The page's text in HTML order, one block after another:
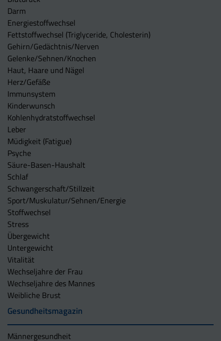
Darm
Energiestoffwechsel
Fettstoffwechsel (Triglyceride, Cholesterin)
Gehirn/Gedächtnis/Nerven
Gelenke/Sehnen/Knochen
Haut, Haare und Nägel
Herz/Gefäße
Immunsystem
Kinderwunsch
Kohlenhydratstoffwechsel
Leber
Müdigkeit (Fatigue)
Psyche
Säure-Basen-Haushalt
Schlaf
Schwangerschaft/Stillzeit
Sport/Muskulatur/Sehnen/Energie
Stoffwechsel
Stress
Übergewicht
Untergewicht
Vitalität
Wechseljahre der Frau
Wechseljahre des Mannes
Weibliche Brust
Gesundheitsmagazin
Männergesundheit